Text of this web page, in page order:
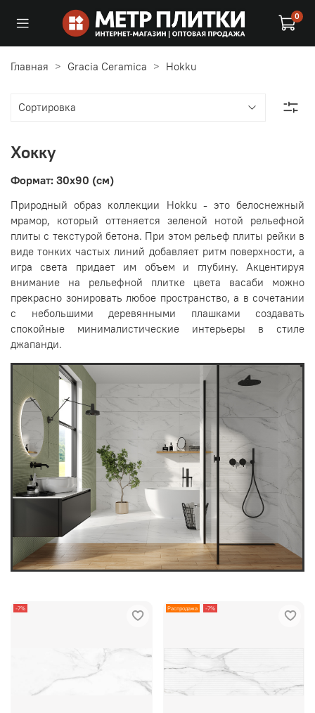
0
Главная Gracia Ceramica Hokku
Хокку
Формат: 30x90 (см)
Природный образ коллекции Hokku - это белоснежный
мрамор, который оттеняется зеленой нотой рельефной
плиты с текстурой бетона. При этом рельеф плиты рейки в
виде тонких частых линий добавляет ритм поверхности, а
игра света придает им объем и глубину. Акцентируя
внимание на рельефной плитке цвета васаби можно
прекрасно зонировать любое пространство, а в сочетании
с небольшими деревянными плашками создавать
спокойные минималистические интерьеры в стиле
джапанди.
-7% Распродажа -7%